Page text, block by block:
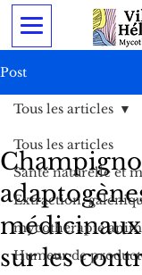
Post
Tous les articles
Santé naturelle et
Extraction,
mycothérapie
Humeur de
Tous les articles
sur les